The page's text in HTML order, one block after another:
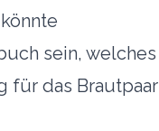
sein, welches
für das Brautpaar